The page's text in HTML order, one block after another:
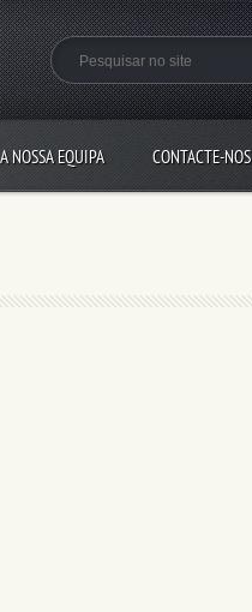
A NOSSA EQUIPA CONTACTE-NOS